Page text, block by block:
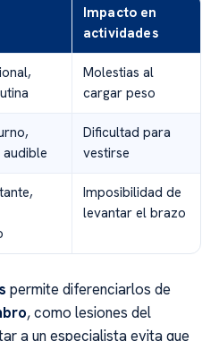
Impacto en
actividades
Molestias al
cargar peso
Dificultad para
vestirse
Imposibilidad de
levantar el brazo
permite diferenciarlos de
, como lesiones del
a un especialista evita que